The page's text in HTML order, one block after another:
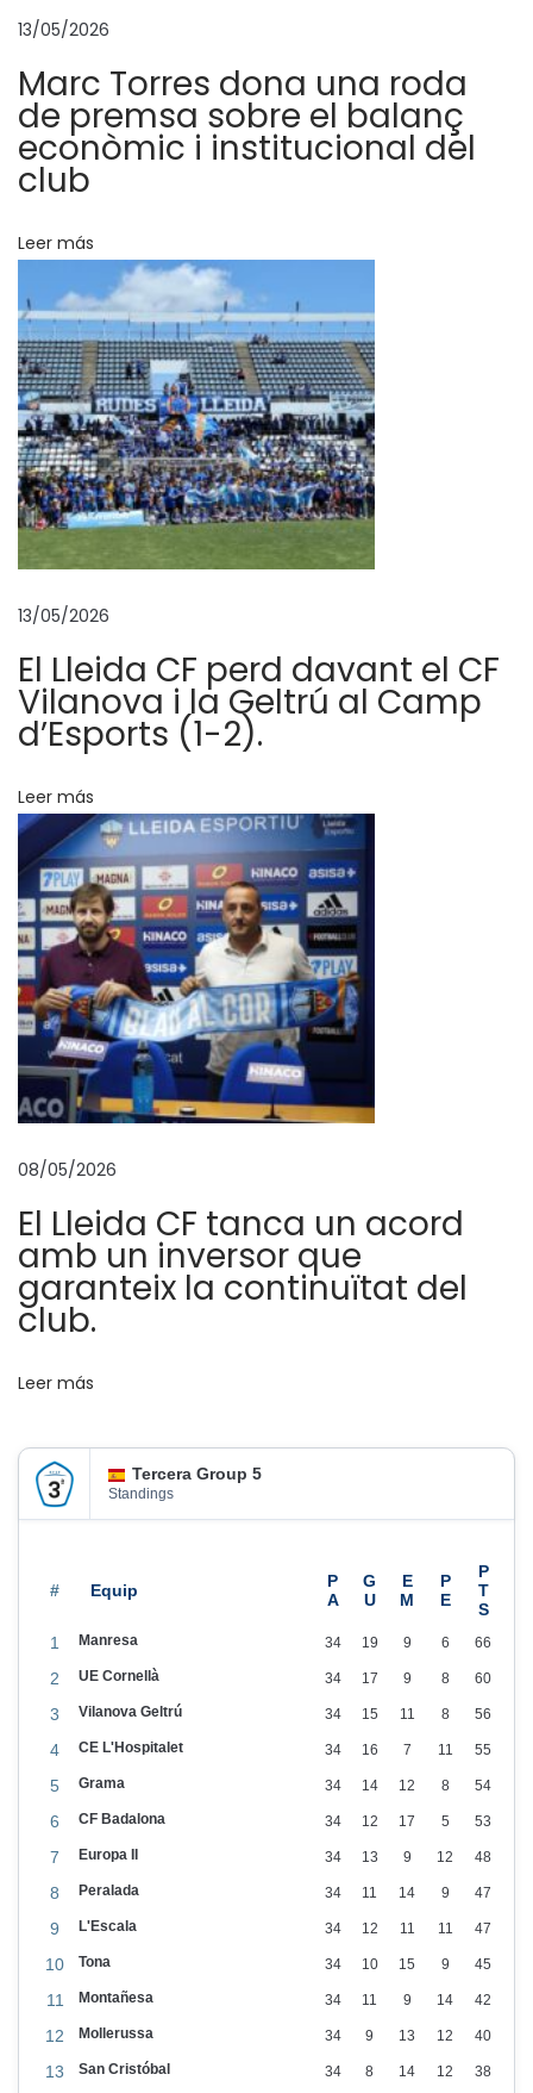
e
t
r
e
n
d
r
d
e
p
o
r
t
e
o
s
d
e
L
l
i
d
a
E
s
r
u
C
o
r
i
o
D
13/05/2026
Marc Torres dona una roda
de premsa sobre el balanç
econòmic i institucional del
club
Leer más
13/05/2026
El Lleida CF perd davant el CF
Vilanova i la Geltrú al Camp
d’Esports (1-2).
Leer más
08/05/2026
El Lleida CF tanca un acord
amb un inversor que
garanteix la continuïtat del
club.
Leer más
Tercera Group 5
Standings
#
1 Manresa 34 19 9 6 66
2 UE Cornellà 34 17 9 8 60
3 Vilanova Geltrú 34 15 11 8 56
4 CE L'Hospitalet 34 16 7 11 55
5 Grama 34 14 12 8 54
6 CF Badalona 34 12 17 5 53
7 Europa II 34 13 9 12 48
8 Peralada 34 11 14 9 47
9 L'Escala 34 12 11 11 47
10 Tona 34 10 15 9 45
11 Montañesa 34 11 9 14 42
12 Mollerussa 34 9 13 12 40
13 San Cristóbal 34 8 14 12 38